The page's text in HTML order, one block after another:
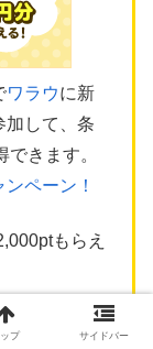
ワラウに新
加して、条
きます。
ペーン！
もらえ
ップ サイドバー